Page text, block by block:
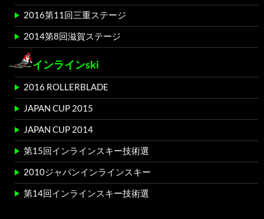
2016第11回三重ステージ
2014第8回滋賀ステージ
インラインski
2016 ROLLERBLADE
JAPAN CUP 2015
JAPAN CUP 2014
第15回インラインスキー技術選
2010ジャパンインラインスキー
第14回インラインスキー技術選